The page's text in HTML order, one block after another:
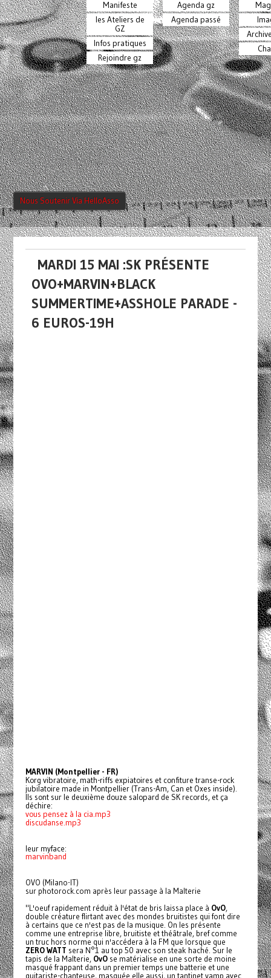
Manifeste
les Ateliers de
GZ
Infos pratiques
Rejoindre gz
Agenda gz
Agenda passé
Nous Soutenir Via HelloAsso
MARDI 15 MAI :SK PRÉSENTE
OVO+MARVIN+BLACK
SUMMERTIME+ASSHOLE PARADE -
6 EUROS-19H
MARVIN (Montpellier - FR)
Korg vibratoire, math-riffs expiatoires et confiture transe-rock
jubilatoire made in Montpellier (Trans-Am, Can et Oxes inside).
Ils sont sur le deuxième douze salopard de SK records, et ça
déchire:
vous pensez à la cia.mp3
discudanse.mp3
leur myface:
marvinband
OVO (Milano-IT)
sur photorock.com après leur passage à la Malterie
"L'oeuf rapidement réduit à l'état de bris laissa place à OvO,
double créature flirtant avec des mondes bruitistes qui font dire
à certains que ce n'est pas de la musique. On les présente
comme une entreprise libre, bruitiste et théâtrale, bref comme
un truc hors norme qui n'accédera à la FM que lorsque que
ZERO WATT sera N°1 au top 50 avec son steak haché. Sur le
tapis de la Malterie, OvOse matérialise en une sorte de moine
masqué frappant dans un premier temps une batterie et une
guitariste-chanteuse, masquée elle aussi, un tantinet vamp avec